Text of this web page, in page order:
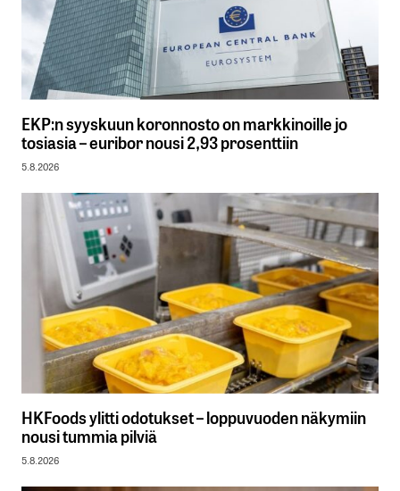
EKP:n syyskuun koronnosto on markkinoille jo
tosiasia – euribor nousi 2,93 prosenttiin
5.8.2026
HKFoods ylitti odotukset – loppuvuoden näkymiin
nousi tummia pilviä
5.8.2026